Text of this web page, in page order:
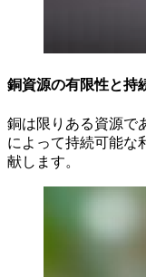
銅資源の有限性と持
銅は限りある資源で
によって持続可能な
献します。